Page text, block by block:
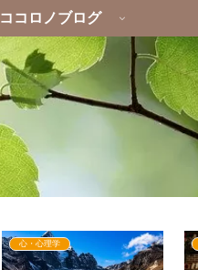
ココロノブログ
心・心理学